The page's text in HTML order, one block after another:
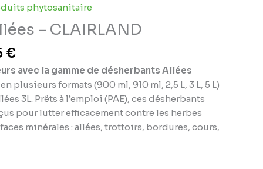
phytosanitaire
– CLAIRLAND
€
Plage
de
prix :
à
69,95 €
avec la gamme de désherbants Allées
plusieurs formats (900 ml, 910 ml, 2,5 L, 3 L, 5 L)
3L. Prêts à l’emploi (PAE), ces désherbants
pour lutter efficacement contre les herbes
minérales : allées, trottoirs, bordures, cours,